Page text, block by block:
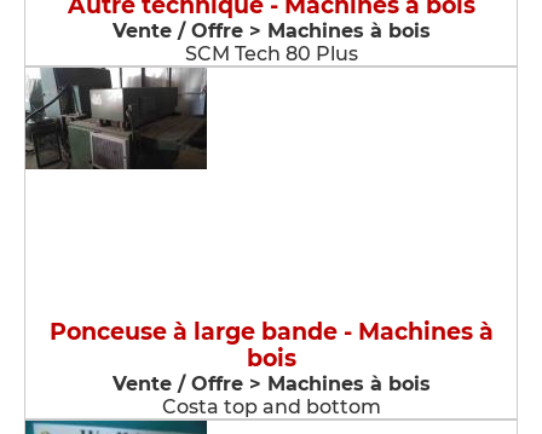
Vente / Offre > Machines à bois
SCM Tech 80 Plus
Ponceuse à large bande - Machines à
bois
Vente / Offre > Machines à bois
Costa top and bottom